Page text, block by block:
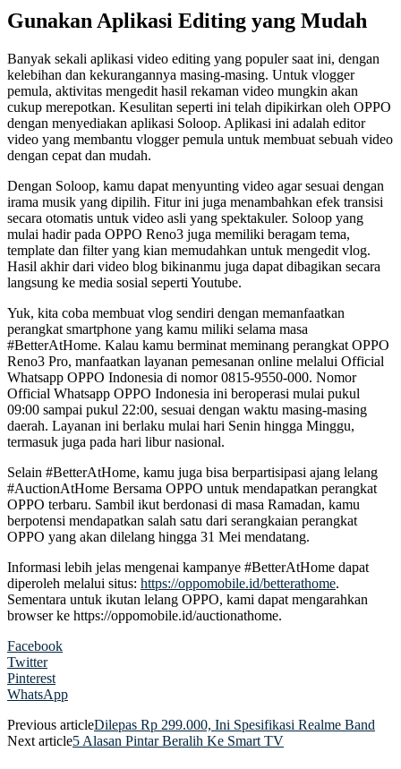
Gunakan Aplikasi Editing yang Mudah
Banyak sekali aplikasi video editing yang populer saat ini, dengan
kelebihan dan kekurangannya masing-masing. Untuk vlogger
pemula, aktivitas mengedit hasil rekaman video mungkin akan
cukup merepotkan. Kesulitan seperti ini telah dipikirkan oleh OPPO
dengan menyediakan aplikasi Soloop. Aplikasi ini adalah editor
video yang membantu vlogger pemula untuk membuat sebuah video
dengan cepat dan mudah.
Dengan Soloop, kamu dapat menyunting video agar sesuai dengan
irama musik yang dipilih. Fitur ini juga menambahkan efek transisi
secara otomatis untuk video asli yang spektakuler. Soloop yang
mulai hadir pada OPPO Reno3 juga memiliki beragam tema,
template dan filter yang kian memudahkan untuk mengedit vlog.
Hasil akhir dari video blog bikinanmu juga dapat dibagikan secara
langsung ke media sosial seperti Youtube.
Yuk, kita coba membuat vlog sendiri dengan memanfaatkan
perangkat smartphone yang kamu miliki selama masa
#BetterAtHome. Kalau kamu berminat meminang perangkat OPPO
Reno3 Pro, manfaatkan layanan pemesanan online melalui Official
Whatsapp OPPO Indonesia di nomor 0815-9550-000. Nomor
Official Whatsapp OPPO Indonesia ini beroperasi mulai pukul
09:00 sampai pukul 22:00, sesuai dengan waktu masing-masing
daerah. Layanan ini berlaku mulai hari Senin hingga Minggu,
termasuk juga pada hari libur nasional.
Selain #BetterAtHome, kamu juga bisa berpartisipasi ajang lelang
#AuctionAtHome Bersama OPPO untuk mendapatkan perangkat
OPPO terbaru. Sambil ikut berdonasi di masa Ramadan, kamu
berpotensi mendapatkan salah satu dari serangkaian perangkat
OPPO yang akan dilelang hingga 31 Mei mendatang.
Informasi lebih jelas mengenai kampanye #BetterAtHome dapat
diperoleh melalui situs: https://oppomobile.id/betterathome.
Sementara untuk ikutan lelang OPPO, kami dapat mengarahkan
browser ke https://oppomobile.id/auctionathome.
Facebook
Twitter
Pinterest
WhatsApp
Previous articleDilepas Rp 299.000, Ini Spesifikasi Realme Band
Next article5 Alasan Pintar Beralih Ke Smart TV